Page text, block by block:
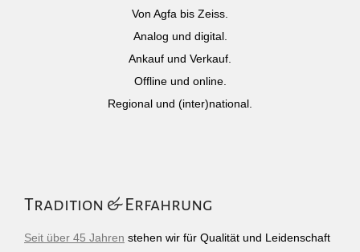
Von Agfa bis Zeiss.
Analog und digital.
Ankauf und Verkauf.
Offline und online.
Regional und (inter)national.
Tradition & Erfahrung
Seit über 45 Jahren stehen wir für Qualität und Leidenschaft